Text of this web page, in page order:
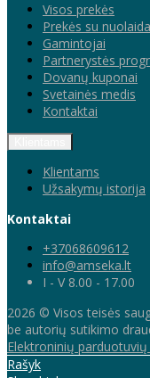
Visos prekės
Prekės su nuolaida
Gamintojai
Partnerystės
Dovanų kuponai
Svetainės medis
Kontaktai
Klientams
Užsakymų istorija
Kontaktai
+37068609612
info@amseka.lt
I - V 8.00 - 17.00
2026 © Visos teisės
be autorių sutikimo
Elektroninių
Rašyk